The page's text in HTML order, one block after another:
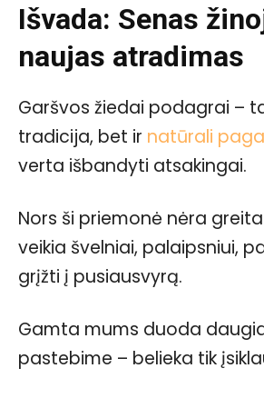
Išvada: Senas
naujas atradimas
Garšvos žiedai podagrai –
tradicija, bet ir natūrali
verta išbandyti atsakingai.
Nors ši priemonė nėra
veikia švelniai, palaipsniui,
grįžti į pusiausvyrą.
Gamta mums duoda
pastebime – belieka tik